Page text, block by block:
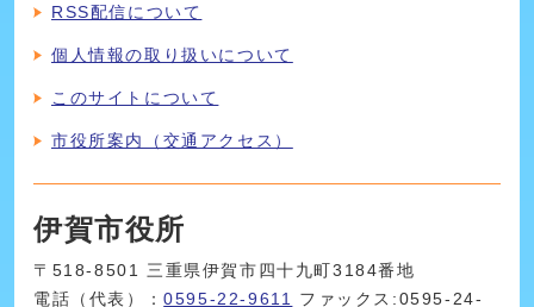
RSS配信について
個人情報の取り扱いについて
このサイトについて
市役所案内（交通アクセス）
伊賀市役所
〒518-8501 三重県伊賀市四十九町3184番地
電話（代表）：0595-22-9611 ファックス:0595-24-